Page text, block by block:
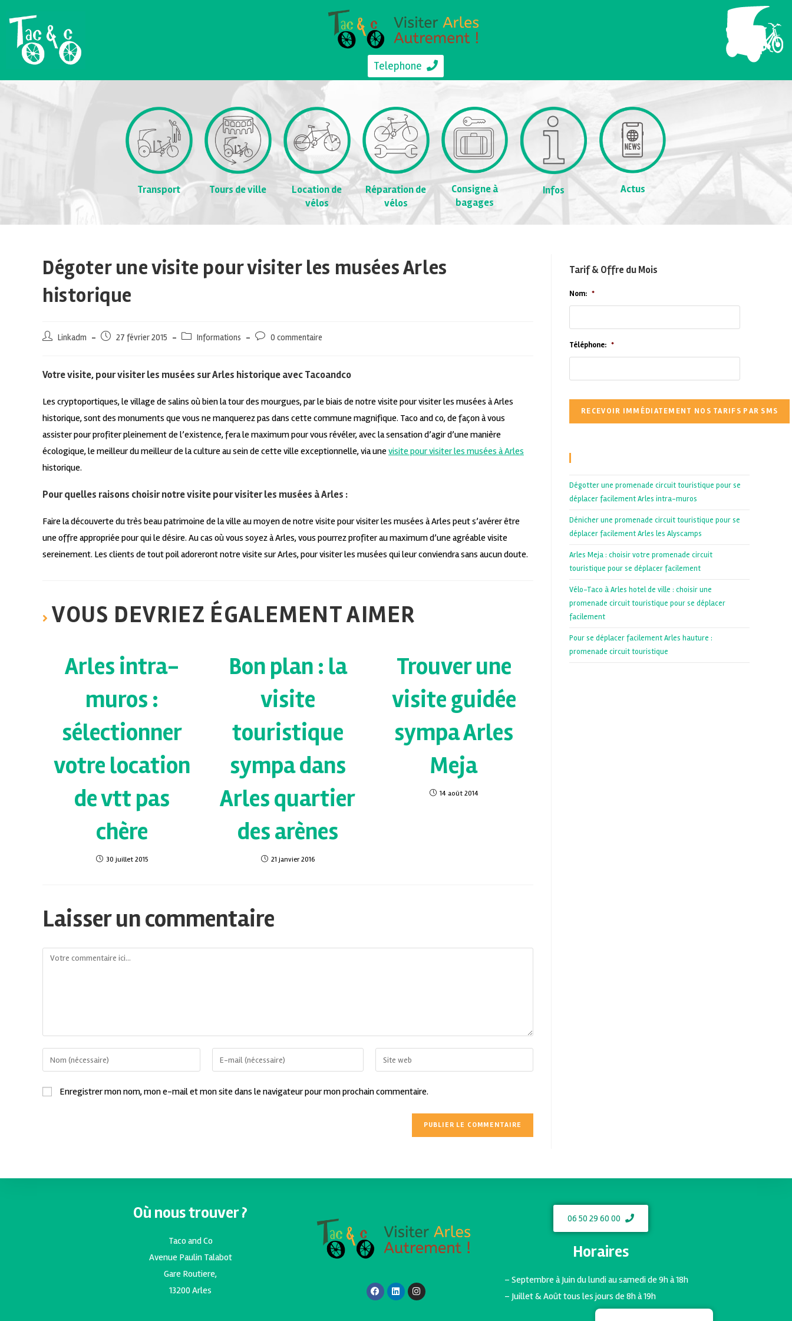
Telephone
Transport Tours de ville
Location de
vélos
Réparation de
vélos
Consigne à
bagages
Infos Actus
Dégoter une visite pour visiter les musées Arles
historique
Linkadm 27 février 2015 Informations 0 commentaire
Votre visite, pour visiter les musées sur Arles historique avec Tacoandco
Les cryptoportiques, le village de salins où bien la tour des mourgues, par le biais de notre visite pour visiter les musées à Arles
historique, sont des monuments que vous ne manquerez pas dans cette commune magnifique. Taco and co, de façon à vous
assister pour profiter pleinement de l’existence, fera le maximum pour vous révéler, avec la sensation d’agir d’une manière
écologique, le meilleur du meilleur de la culture au sein de cette ville exceptionnelle, via une visite pour visiter les musées à Arles
historique.
Pour quelles raisons choisir notre visite pour visiter les musées à Arles :
Faire la découverte du très beau patrimoine de la ville au moyen de notre visite pour visiter les musées à Arles peut s’avérer être
une offre appropriée pour qui le désire. Au cas où vous soyez à Arles, vous pourrez profiter au maximum d’une agréable visite
sereinement. Les clients de tout poil adoreront notre visite sur Arles, pour visiter les musées qui leur conviendra sans aucun doute.
VOUS DEVRIEZ ÉGALEMENT AIMER
Arles intra-
muros :
sélectionner
votre location
de vtt pas
chère
30 juillet 2015
Bon plan : la
visite
touristique
sympa dans
Arles quartier
des arènes
21 janvier 2016
Trouver une
visite guidée
sympa Arles
Meja
14 août 2014
Laisser un commentaire
Enregistrer mon nom, mon e-mail et mon site dans le navigateur pour mon prochain commentaire.
Tarif & Offre du Mois
Nom: *
Téléphone: *
Dégotter une promenade circuit touristique pour se
déplacer facilement Arles intra-muros
Dénicher une promenade circuit touristique pour se
déplacer facilement Arles les Alyscamps
Arles Meja : choisir votre promenade circuit
touristique pour se déplacer facilement
Vélo-Taco à Arles hotel de ville : choisir une
promenade circuit touristique pour se déplacer
facilement
Pour se déplacer facilement Arles hauture :
promenade circuit touristique
Où nous trouver ?
Taco and Co
Avenue Paulin Talabot
Gare Routiere,
13200 Arles
06 50 29 60 00
Horaires
– Septembre à Juin du lundi au samedi de 9h à 18h
– Juillet & Août tous les jours de 8h à 19h